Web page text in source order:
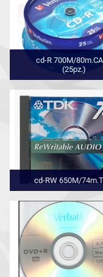
cd-R 700M/
(25pz.)
cd-RW 650M/